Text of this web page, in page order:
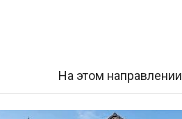
На этом направлении